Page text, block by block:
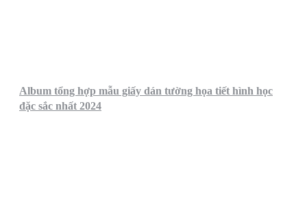
Album tổng hợp mẫu giấy dán tường họa tiết hình học
đặc sắc nhất 2024